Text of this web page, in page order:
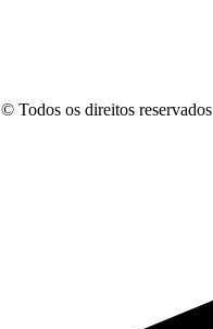
© Todos os direitos reservados